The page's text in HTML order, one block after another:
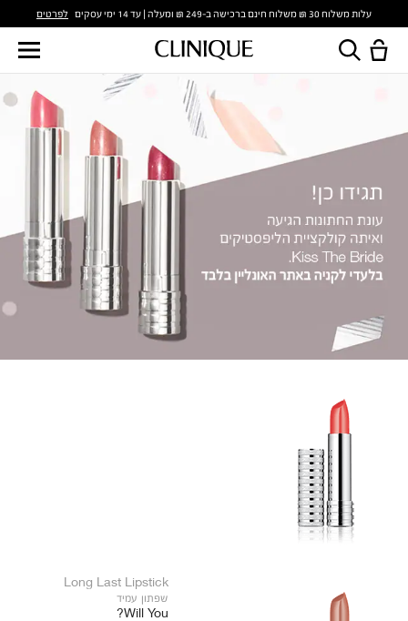
עלות משלוח 30 ₪ משלוח חינם ברכישה ב-249 ₪ ומעלה | עד 14 ימי עסקים לפרטים
Long Last Lipstick
שפתון עמיד
Will You?